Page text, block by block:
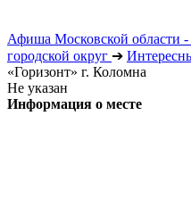
Афиша Московской области -
городской округ ➔
«Горизонт» г. Коломна
Не указан
Информация о месте